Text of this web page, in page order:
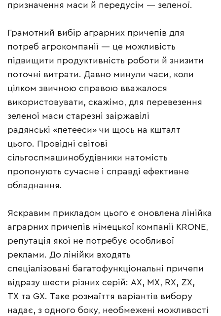
призначення маси й передусім — зеленої.
Грамотний вибір аграрних причепів для
потреб агрокомпанії — це можливість
підвищити продуктивність роботи й знизити
поточні витрати. Давно минули часи, коли
цілком звичною справою вважалося
використовувати, скажімо, для перевезення
зеленої маси старезні заіржавілі
радянські «петееси» чи щось на кшталт
цього. Провідні світові
сільгоспмашинобудівники натомість
пропонують сучасне і справді ефективне
обладнання.
Яскравим прикладом цього є оновлена лінійка
аграрних причепів німецької компанії KRONE,
репутація якої не потребує особливої
реклами. До лінійки входять
спеціалізовані багатофункціональні причепи
відразу шести різних серій: АХ, МХ, RX, ZX,
TX та GX. Таке розмаїття варіантів вибору
надає, з одного боку, необмежені можливості